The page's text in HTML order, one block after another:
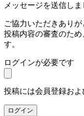
メッセージを送信しま
ご協力いただきありが
投稿内容の審査のた
す。
ログインが必要です
投稿には会員登録お
ログイン